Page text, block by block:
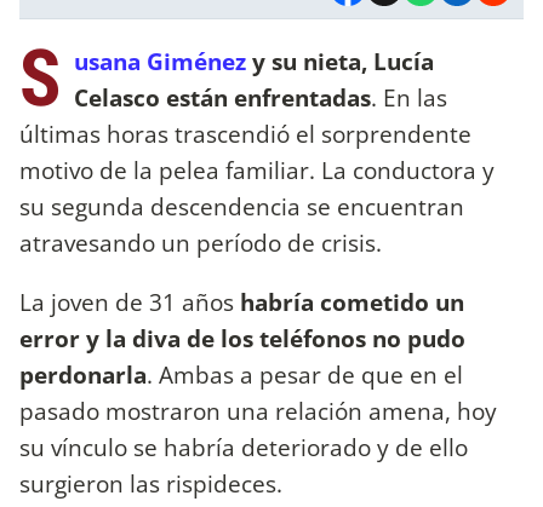
S usana Giménezy su nieta, Lucía
Celasco están enfrentadas. En las
últimas horas trascendió el sorprendente
motivo de la pelea familiar. La conductora y
su segunda descendencia se encuentran
atravesando un período de crisis.
La joven de 31 años habría cometido un
error y la diva de los teléfonos no pudo
perdonarla. Ambas a pesar de que en el
pasado mostraron una relación amena, hoy
su vínculo se habría deteriorado y de ello
surgieron las rispideces.